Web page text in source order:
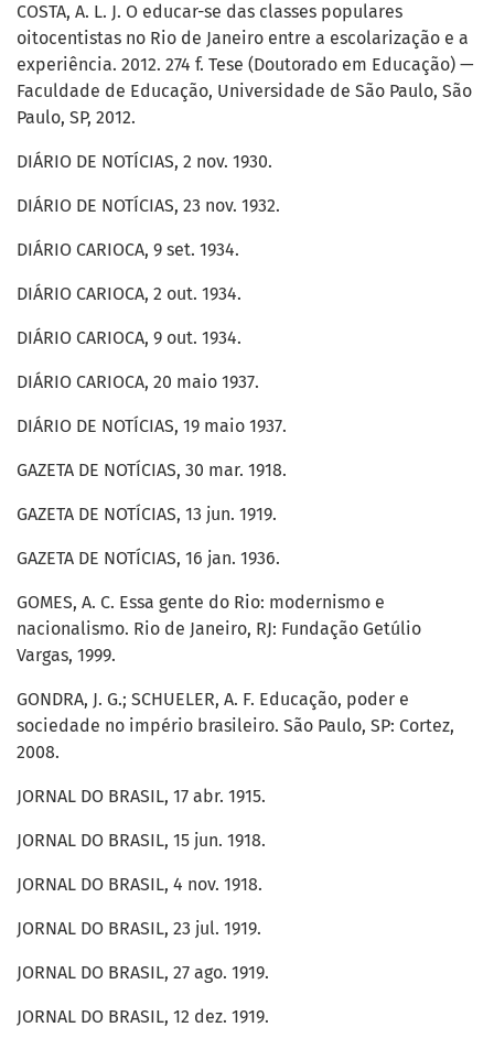
COSTA, A. L. J. O educar-se das classes populares
oitocentistas no Rio de Janeiro entre a escolarização e a
experiência. 2012. 274 f. Tese (Doutorado em Educação) —
Faculdade de Educação, Universidade de São Paulo, São
Paulo, SP, 2012.
DIÁRIO DE NOTÍCIAS, 2 nov. 1930.
DIÁRIO DE NOTÍCIAS, 23 nov. 1932.
DIÁRIO CARIOCA, 9 set. 1934.
DIÁRIO CARIOCA, 2 out. 1934.
DIÁRIO CARIOCA, 9 out. 1934.
DIÁRIO CARIOCA, 20 maio 1937.
DIÁRIO DE NOTÍCIAS, 19 maio 1937.
GAZETA DE NOTÍCIAS, 30 mar. 1918.
GAZETA DE NOTÍCIAS, 13 jun. 1919.
GAZETA DE NOTÍCIAS, 16 jan. 1936.
GOMES, A. C. Essa gente do Rio: modernismo e
nacionalismo. Rio de Janeiro, RJ: Fundação Getúlio
Vargas, 1999.
GONDRA, J. G.; SCHUELER, A. F. Educação, poder e
sociedade no império brasileiro. São Paulo, SP: Cortez,
2008.
JORNAL DO BRASIL, 17 abr. 1915.
JORNAL DO BRASIL, 15 jun. 1918.
JORNAL DO BRASIL, 4 nov. 1918.
JORNAL DO BRASIL, 23 jul. 1919.
JORNAL DO BRASIL, 27 ago. 1919.
JORNAL DO BRASIL, 12 dez. 1919.